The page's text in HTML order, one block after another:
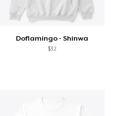
Doflamingo - Shinwa
$32